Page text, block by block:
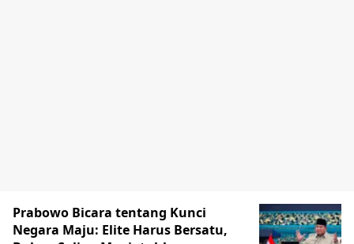
Prabowo Bicara tentang Kunci
Negara Maju: Elite Harus Bersatu,